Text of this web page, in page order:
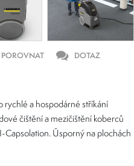
POROVNAT DOTAZ
rychlé a hospodárné stříkání
čištění a mezičištění koberců
Úsporný na plochách